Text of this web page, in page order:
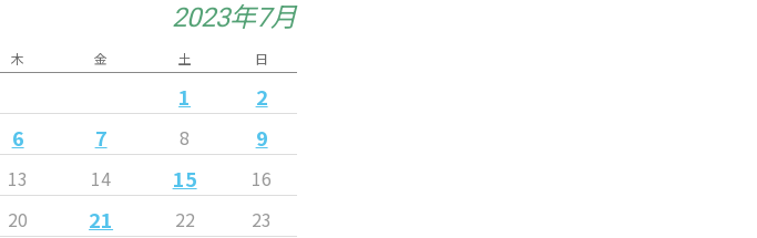
2023年7月
木 金 土 日
1 2
6 7 8
9
13 14 15
16
20 21 22
23